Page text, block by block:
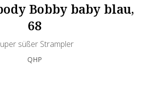
Bobby baby blau,
68
süßer Strampler
QHP